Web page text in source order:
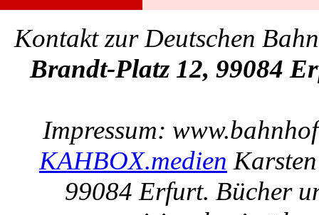
Kontakt zur Deutschen
Brandt-Platz 12, 99084
Impressum:
KAHBOX.medien
99084 Erfurt. Bücher